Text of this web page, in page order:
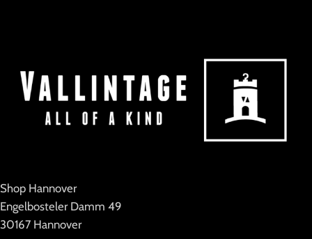
Shop Hannover
Engelbosteler Damm 49
30167 Hannover